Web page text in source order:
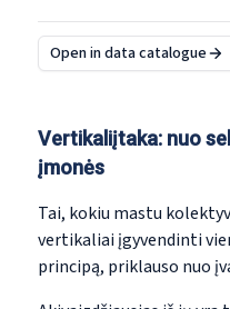
Open in data catalogue
Vertikaliįtaka: nuo
įmonės
Tai, kokiu mastu
vertikaliai įgyvendinti
principą, priklauso nuo